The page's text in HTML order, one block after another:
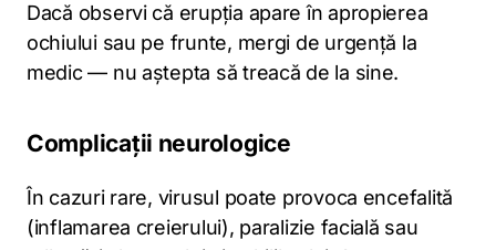
Dacă observi că erupția apare în apropierea
ochiului sau pe frunte, mergi de urgență la
medic — nu aștepta să treacă de la sine.
Complicații neurologice
În cazuri rare, virusul poate provoca encefalită
(inflamarea creierului), paralizie facială sau